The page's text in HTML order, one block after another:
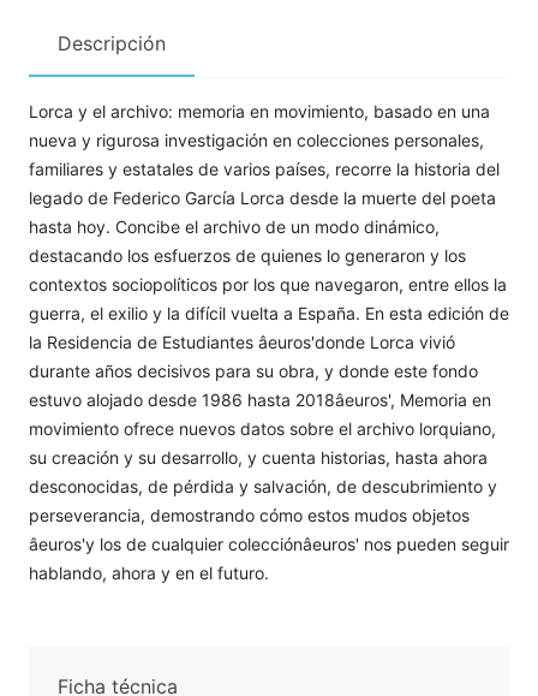
Descripción
Lorca y el archivo: memoria en movimiento, basado en una
nueva y rigurosa investigación en colecciones personales,
familiares y estatales de varios países, recorre la historia del
legado de Federico García Lorca desde la muerte del poeta
hasta hoy. Concibe el archivo de un modo dinámico,
destacando los esfuerzos de quienes lo generaron y los
contextos sociopolíticos por los que navegaron, entre ellos la
guerra, el exilio y la difícil vuelta a España. En esta edición de
la Residencia de Estudiantes âeuros'donde Lorca vivió
durante años decisivos para su obra, y donde este fondo
estuvo alojado desde 1986 hasta 2018âeuros', Memoria en
movimiento ofrece nuevos datos sobre el archivo lorquiano,
su creación y su desarrollo, y cuenta historias, hasta ahora
desconocidas, de pérdida y salvación, de descubrimiento y
perseverancia, demostrando cómo estos mudos objetos
âeuros'y los de cualquier colecciónâeuros' nos pueden seguir
hablando, ahora y en el futuro.
Ficha técnica